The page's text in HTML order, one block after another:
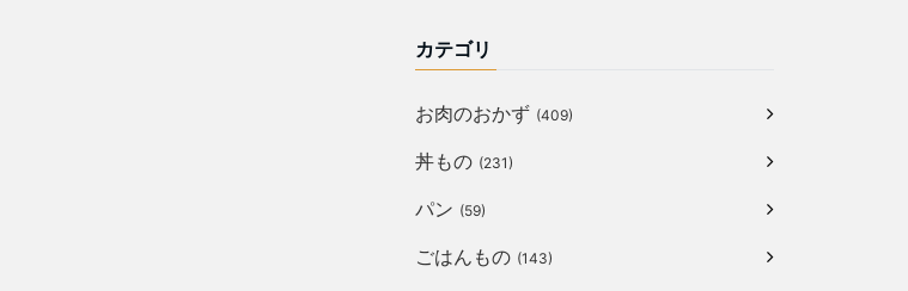
カテゴリ
お肉のおかず (409)
丼もの (231)
パン (59)
ごはんもの (143)